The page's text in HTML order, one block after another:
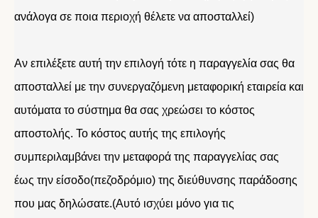
ανάλογα σε ποια περιοχή θέλετε να αποσταλλεί)
Αν επιλέξετε αυτή την επιλογή τότε η παραγγελία σας θα
αποσταλλεί με την συνεργαζόμενη μεταφορική εταιρεία και
αυτόματα το σύστημα θα σας χρεώσει το κόστος
αποστολής. Το κόστος αυτής της επιλογής
συμπεριλαμβάνει την μεταφορά της παραγγελίας σας
έως την είσοδο(πεζοδρόμιο) της διεύθυνσης παράδοσης
που μας δηλώσατε.(Αυτό ισχύει μόνο για τις